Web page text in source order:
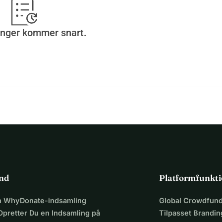
kommer snart.
WhyDonate-indsamling
Du en Indsamling på
Global
Tilpasset